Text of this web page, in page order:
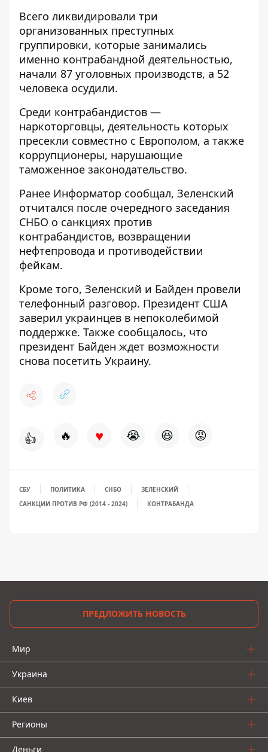
Всего ликвидировали три
организованных преступных
группировки, которые занимались
именно контрабандной деятельностью,
начали 87 уголовных производств, а 52
человека осудили.
Среди контрабандистов —
наркоторговцы, деятельность которых
пресекли совместно с Европолом, а также
коррупционеры, нарушающие
таможенное законодательство.
Ранее Информатор сообщал, Зеленский
отчитался после очередного заседания
СНБО о санкциях против
контрабандистов, возвращении
нефтепровода и противодействии
фейкам.
Кроме того, Зеленский и Байден провели
телефонный разговор. Президент США
заверил украинцев в непоколебимой
поддержке. Также сообщалось, что
президент Байден ждет возможности
снова посетить Украину.
👍 🔥 ♥ 😭 😆 😡
СБУ ПОЛИТИКА СНБО
ЗЕЛЕНСКИЙ
САНКЦИИ ПРОТИВ РФ (2014 - 2024)
КОНТРАБАНДА
ПРЕДЛОЖИТЬ НОВОСТЬ
Мир
Украина
Киев
Регионы
Деньги